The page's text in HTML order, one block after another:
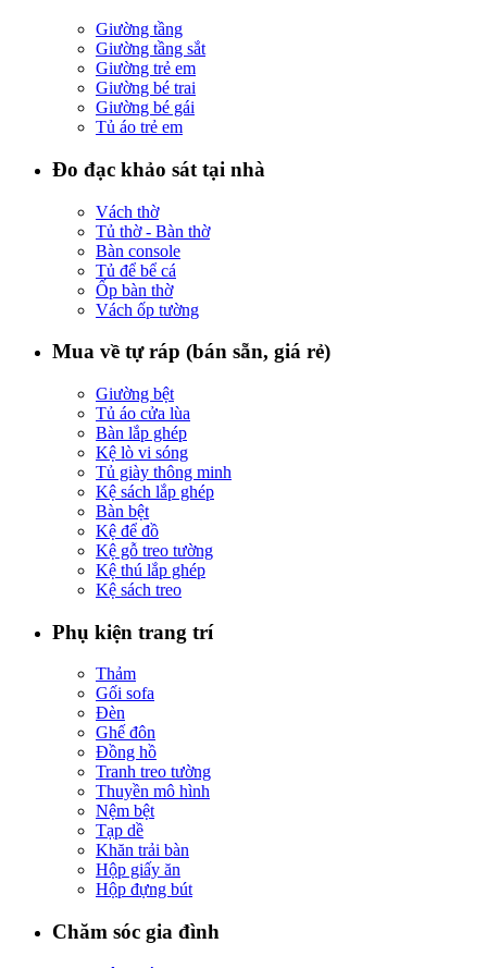
Giường tầng
Giường tầng sắt
Giường trẻ em
Giường bé trai
Giường bé gái
Tủ áo trẻ em
Đo đạc khảo sát tại nhà
Vách thờ
Tủ thờ - Bàn thờ
Bàn console
Tủ để bể cá
Ốp bàn thờ
Vách ốp tường
Mua về tự ráp (bán sẵn, giá rẻ)
Giường bệt
Tủ áo cửa lùa
Bàn lắp ghép
Kệ lò vi sóng
Tủ giày thông minh
Kệ sách lắp ghép
Bàn bệt
Kệ để đồ
Kệ gỗ treo tường
Kệ thú lắp ghép
Kệ sách treo
Phụ kiện trang trí
Thảm
Gối sofa
Đèn
Ghế đôn
Đồng hồ
Tranh treo tường
Thuyền mô hình
Nệm bệt
Tạp dề
Khăn trải bàn
Hộp giấy ăn
Hộp đựng bút
Chăm sóc gia đình